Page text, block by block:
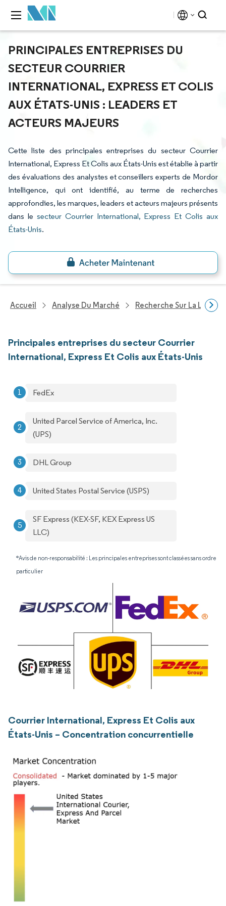
PRINCIPALES ENTREPRISES DU
SECTEUR COURRIER
INTERNATIONAL, EXPRESS ET COLIS
AUX ÉTATS-UNIS : LEADERS ET
ACTEURS MAJEURS
Cette liste des principales entreprises du secteur Courrier
International, Express Et Colis aux États-Unis est établie à partir
des évaluations des analystes et conseillers experts de Mordor
Intelligence, qui ont identifié, au terme de recherches
approfondies, les marques, leaders et acteurs majeurs présents
dans le secteur Courrier International, Express Et Colis aux
États-Unis.
Accueil Analyse Du Marché Recherche Sur La
Principales entreprises du secteur Courrier
International, Express Et Colis aux États-Unis
FedEx
United Parcel Service of America, Inc.
(UPS)
DHL Group
United States Postal Service (USPS)
SF Express (KEX-SF, KEX Express US
LLC)
*Avis de non-responsabilité : Les principales entreprises sont classées sans ordre
particulier
Courrier International, Express Et Colis aux
États-Unis – Concentration concurrentielle